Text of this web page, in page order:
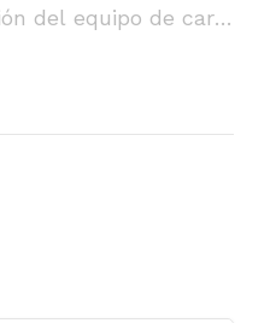
del equipo de cara
a su nueva etapa